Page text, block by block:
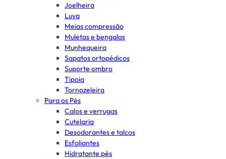
Joelheira
Luva
Meias compressão
Muletas e bengalas
Munhequeira
Sapatos ortopédicos
Suporte ombro
Tipoia
Tornozeleira
Para os Pés
Calos e verrugas
Cutelaria
Desodorantes e talcos
Esfoliantes
Hidratante pés